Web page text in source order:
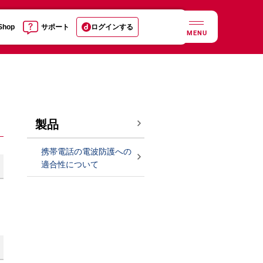
サポート ログインする
MENU
製品
携帯電話の電波防護への
適合性について